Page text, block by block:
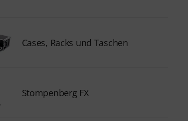
Cases, Racks und Taschen
Stompenberg FX